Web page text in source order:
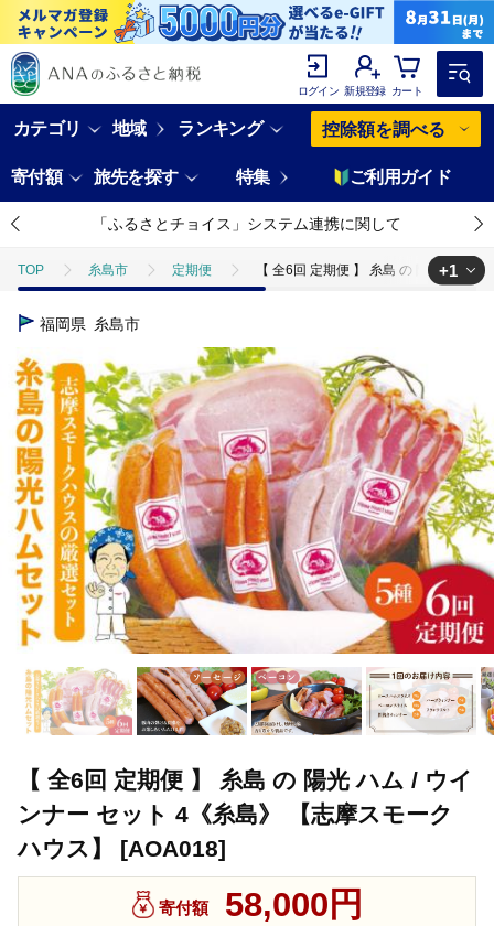
ログイン 新規登録 カート
カテゴリ 地域 ランキング 控除額を調べる
寄付額 旅先を探す 特集 ご利用ガイド
「ふるさとチョイス」システム連携に関して
TOP 糸島市 定期便 【 全6回 定期便 】 糸島 の 陽光 ハム /
TOP
+1
福岡県 糸島市
【 全6回 定期便 】 糸島 の 陽光 ハム / ウイ
ンナー セット 4《糸島》 【志摩スモーク
ハウス】 [AOA018]
寄付額 58,000円